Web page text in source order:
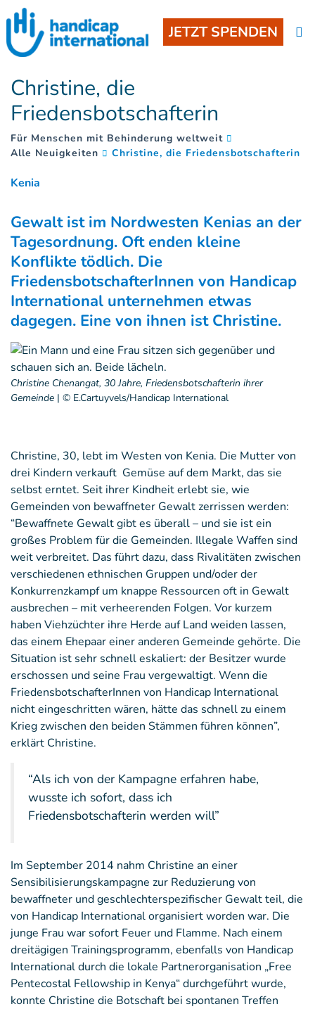
JETZT SPENDEN
Christine, die
Friedensbotschafterin
Für Menschen mit Behinderung weltweit
Alle Neuigkeiten
Christine, die Friedensbotschafterin
Kenia
Gewalt ist im Nordwesten Kenias an der
Tagesordnung. Oft enden kleine
Konflikte tödlich. Die
FriedensbotschafterInnen von Handicap
International unternehmen etwas
dagegen. Eine von ihnen ist Christine.
Christine Chenangat, 30 Jahre, Friedensbotschafterin ihrer
Gemeinde | © E.Cartuyvels/Handicap International
Christine, 30, lebt im Westen von Kenia. Die Mutter von
drei Kindern verkauft Gemüse auf dem Markt, das sie
selbst erntet. Seit ihrer Kindheit erlebt sie, wie
Gemeinden von bewaffneter Gewalt zerrissen werden:
“Bewaffnete Gewalt gibt es überall – und sie ist ein
großes Problem für die Gemeinden. Illegale Waffen sind
weit verbreitet. Das führt dazu, dass Rivalitäten zwischen
verschiedenen ethnischen Gruppen und/oder der
Konkurrenzkampf um knappe Ressourcen oft in Gewalt
ausbrechen – mit verheerenden Folgen. Vor kurzem
haben Viehzüchter ihre Herde auf Land weiden lassen,
das einem Ehepaar einer anderen Gemeinde gehörte. Die
Situation ist sehr schnell eskaliert: der Besitzer wurde
erschossen und seine Frau vergewaltigt. Wenn die
FriedensbotschafterInnen von Handicap International
nicht eingeschritten wären, hätte das schnell zu einem
Krieg zwischen den beiden Stämmen führen können”,
erklärt Christine.
“Als ich von der Kampagne erfahren habe,
wusste ich sofort, dass ich
Friedensbotschafterin werden will”
Im September 2014 nahm Christine an einer
Sensibilisierungskampagne zur Reduzierung von
bewaffneter und geschlechterspezifischer Gewalt teil, die
von Handicap International organisiert worden war. Die
junge Frau war sofort Feuer und Flamme. Nach einem
dreitägigen Trainingsprogramm, ebenfalls von Handicap
International durch die lokale Partnerorganisation „Free
Pentecostal Fellowship in Kenya“ durchgeführt wurde,
konnte Christine die Botschaft bei spontanen Treffen